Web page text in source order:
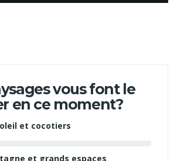
vous font le
en ce moment?
et cocotiers
et grands espaces